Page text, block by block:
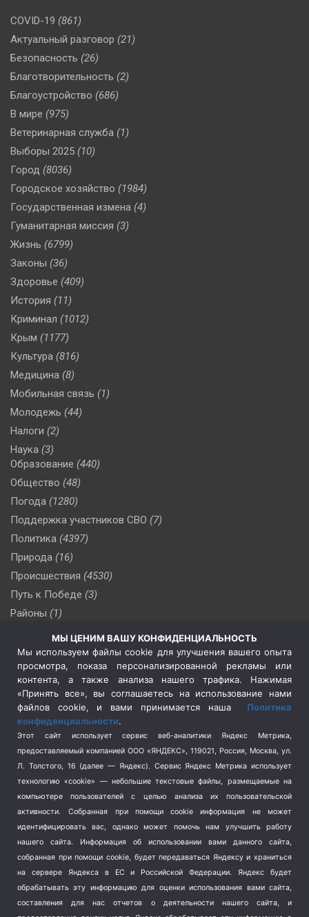
COVID-19 (861)
Актуальный разговор (21)
Безопасность (26)
Благотворительность (2)
Благоустройство (686)
В мире (975)
Ветеринарная служба (1)
Выборы 2025 (10)
Город (8036)
Городское хозяйство (1984)
Государственная измена (4)
Гуманитарная миссия (3)
Жизнь (6799)
Законы (36)
Здоровье (409)
История (11)
Криминал (1012)
Крым (1177)
Культура (816)
Медицина (8)
Мобильная связь (1)
Молодежь (44)
Налоги (2)
Наука (3)
Образование (440)
Общество (48)
Погода (1280)
Поддержка участников СВО (7)
Политика (4397)
Природа (16)
Происшествия (4530)
Путь к Победе (3)
Районы (1)
Сельское хозяйство (3)
Социальная политика
(3)
Спецоперация в Украине
Спецоперация на Украине
(404)
Спорт (740)
Терроризм (1)
Транспорт (262)
Туризм (178)
Флот (76)
Школа и спорт (2)
Экология (8)
Экономика (1172)
МЫ ЦЕНИМ ВАШУ КОНФИДЕНЦИАЛЬНОСТЬ
Мы используем файлы cookie для улучшения вашего опыта
просмотра, показа персонализированной рекламы или
контента, а также анализа нашего трафика. Нажимая
«Принять все», вы соглашаетесь на использование нами
файлов cookie, и вами принимается наша Политика
конфиденциальности.
Этот сайт использует сервис веб-аналитики Яндекс Метрика,
предоставляемый компанией ООО «ЯНДЕКС», 119021, Россия, Москва, ул.
Л. Толстого, 16 (далее — Яндекс). Сервис Яндекс Метрика использует
технологию «cookie» — небольшие текстовые файлы, размещаемые на
компьютере пользователей с целью анализа их пользовательской
активности.
Собранная при помощи cookie информация не может
идентифицировать вас, однако может помочь нам улучшить работу
нашего сайта. Информация об использовании вами данного сайта,
собранная при помощи cookie, будет передаваться Яндексу и храниться
на сервере Яндекса в ЕС и Российской Федерации. Яндекс будет
обрабатывать эту информацию для оценки использования вами сайта,
составления для нас отчетов о деятельности нашего сайта, и